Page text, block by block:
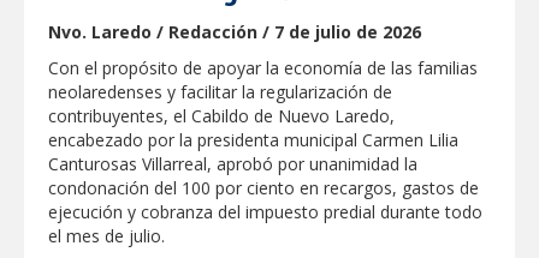
GOBIERNO MUNICIPAL LLEVARÁ
COLONIAS JARDÍN Y SAN RAFAEL
Atiende Gobierno de Reynosa reportes
ciudadanos
ATIENDE COMAPA MÁS DE 1800
REPORTES RECIBIDOS A TRAVÉS DEL
Nvo. Laredo / Redacción / 7 de julio de 2026
Con el propósito de apoyar la economía de las familias
neolaredenses y facilitar la regularización de
contribuyentes, el Cabildo de Nuevo Laredo,
encabezado por la presidenta municipal Carmen Lilia
Canturosas Villarreal, aprobó por unanimidad la
condonación del 100 por ciento en recargos, gastos de
ejecución y cobranza del impuesto predial durante todo
el mes de julio.